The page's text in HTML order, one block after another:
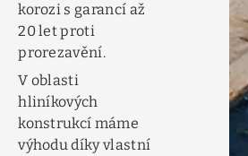
korozi s garancí až
20 let proti
prorezavění.
V oblasti
hliníkových
konstrukcí máme
výhodu díky vlastní